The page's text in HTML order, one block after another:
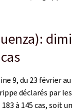
9, du 23 février au
déclarés par
à 145 cas, soit